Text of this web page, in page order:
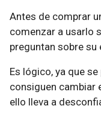
Antes de comprar
comenzar a usarlo
preguntan sobre
Es lógico, ya que
consiguen cambiar
ello lleva a